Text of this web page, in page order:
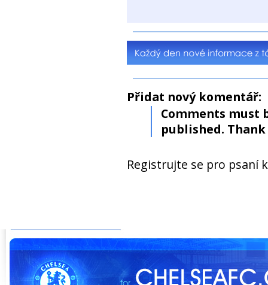
Přidat nový komentář:
Comments must
published. Thank
Registrujte se pro psaní